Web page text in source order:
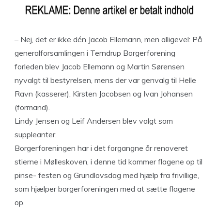
– Nej, det er ikke dén Jacob Ellemann, men alligevel: På
generalforsamlingen i Terndrup Borgerforening
forleden blev Jacob Ellemann og Martin Sørensen
nyvalgt til bestyrelsen, mens der var genvalg til Helle
Ravn (kasserer), Kirsten Jacobsen og Ivan Johansen
(formand).
Lindy Jensen og Leif Andersen blev valgt som
suppleanter.
Borgerforeningen har i det forgangne år renoveret
stierne i Mølleskoven, i denne tid kommer flagene op til
pinse- festen og Grundlovsdag med hjælp fra frivillige,
som hjælper borgerforeningen med at sætte flagene
op.